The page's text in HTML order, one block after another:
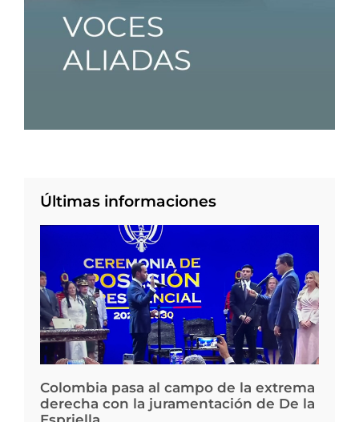
Últimas informaciones
Colombia pasa al campo de la extrema
derecha con la juramentación de De la